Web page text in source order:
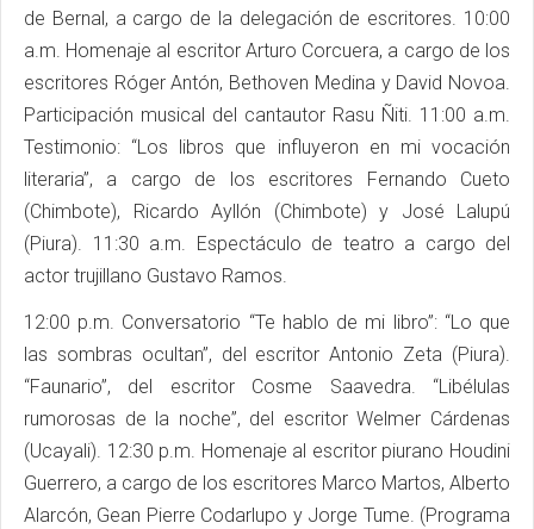
de Bernal, a cargo de la delegación de escritores. 10:00
a.m. Homenaje al escritor Arturo Corcuera, a cargo de los
escritores Róger Antón, Bethoven Medina y David Novoa.
Participación musical del cantautor Rasu Ñiti. 11:00 a.m.
Testimonio: “Los libros que influyeron en mi vocación
literaria”, a cargo de los escritores Fernando Cueto
(Chimbote), Ricardo Ayllón (Chimbote) y José Lalupú
(Piura). 11:30 a.m. Espectáculo de teatro a cargo del
actor trujillano Gustavo Ramos.
12:00 p.m. Conversatorio “Te hablo de mi libro”: “Lo que
las sombras ocultan”, del escritor Antonio Zeta (Piura).
“Faunario”, del escritor Cosme Saavedra. “Libélulas
rumorosas de la noche”, del escritor Welmer Cárdenas
(Ucayali). 12:30 p.m. Homenaje al escritor piurano Houdini
Guerrero, a cargo de los escritores Marco Martos, Alberto
Alarcón, Gean Pierre Codarlupo y Jorge Tume. (Programa